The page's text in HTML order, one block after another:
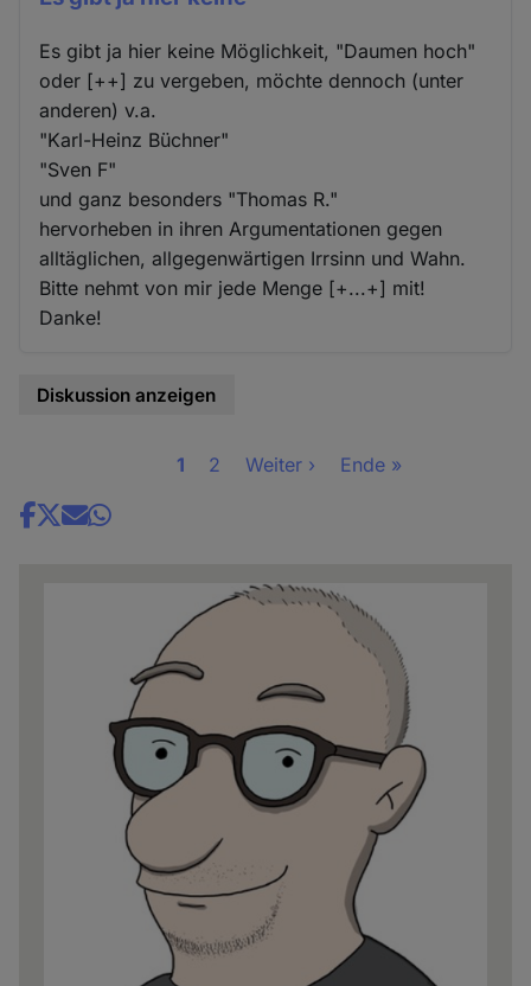
Es gibt ja hier keine Möglichkeit, "Daumen hoch"
oder [++] zu vergeben, möchte dennoch (unter
anderen) v.a.
"Karl-Heinz Büchner"
"Sven F"
und ganz besonders "Thomas R."
hervorheben in ihren Argumentationen gegen
alltäglichen, allgegenwärtigen Irrsinn und Wahn.
Bitte nehmt von mir jede Menge [+...+] mit!
Danke!
Diskussion anzeigen
Seite
1 Seite
2
Nächste
Weiter ›
Letzte
Ende »
Share